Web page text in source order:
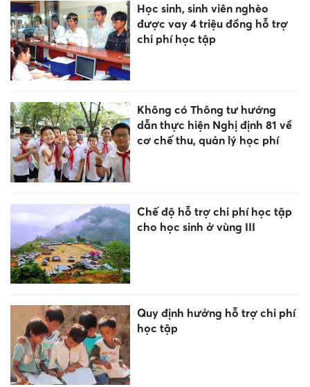
Học sinh, sinh viên nghèo
được vay 4 triệu đồng hỗ trợ
chi phí học tập
Không có Thông tư hướng
dẫn thực hiện Nghị định 81 về
cơ chế thu, quản lý học phí
Chế độ hỗ trợ chi phí học tập
cho học sinh ở vùng III
Quy định hưởng hỗ trợ chi phí
học tập